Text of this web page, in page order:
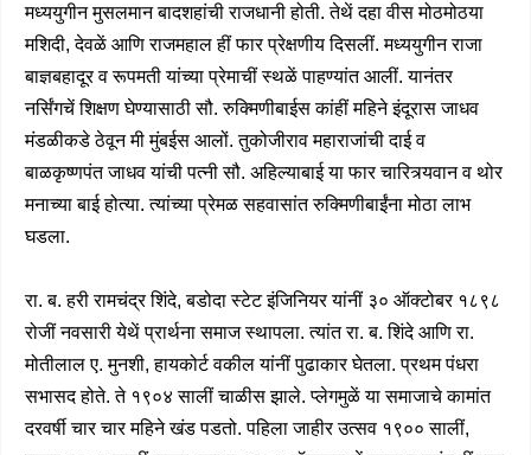
मध्ययुगीन मुसलमान बादशहांची राजधानी होती. तेथें दहा वीस मोठमोठया
मशिदी, देवळें आणि राजमहाल हीं फार प्रेक्षणीय दिसलीं. मध्ययुगीन राजा
बाज्ञबहादूर व रूपमती यांच्या प्रेमाचीं स्थळें पाहण्यांत आलीं. यानंतर
नर्सिंगचें शिक्षण घेण्यासाठी सौ. रुक्मिणीबाईस कांहीं महिने इंदूरास जाधव
मंडळीकडे ठेवून मी मुंबईस आलों. तुकोजीराव महाराजांची दाई व
बाळकृष्णपंत जाधव यांची पत्नी सौ. अहिल्याबाई या फार चारित्र्यवान व थोर
मनाच्या बाई होत्या. त्यांच्या प्रेमळ सहवासांत रुक्मिणीबाईंना मोठा लाभ
घडला.
रा. ब. हरी रामचंद्र शिंदे, बडोदा स्टेट इंजिनियर यांनीं ३० ऑक्टोबर १८९८
रोजीं नवसारी येथें प्रार्थना समाज स्थापला. त्यांत रा. ब. शिंदे आणि रा.
मोतीलाल ए. मुनशी, हायकोर्ट वकील यांनीं पुढाकार घेतला. प्रथम पंधरा
सभासद होते. ते १९०४ सालीं चाळीस झाले. प्लेगमुळें या समाजाचे कामांत
दरवर्षी चार चार महिने खंड पडतो. पहिला जाहीर उत्सव १९०० सालीं,